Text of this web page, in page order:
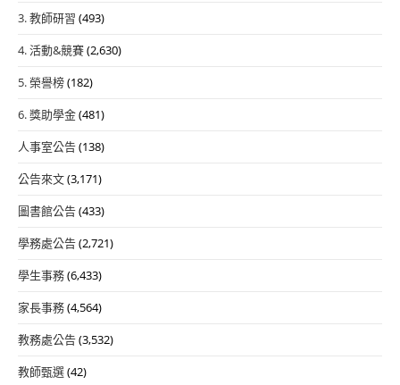
3. 教師研習 (493)
4. 活動&競賽(2,630)
5. 榮譽榜(182)
6. 獎助學金(481)
人事室公告(138)
公告來文(3,171)
圖書館公告(433)
學務處公告(2,721)
學生事務(6,433)
家長事務(4,564)
教務處公告(3,532)
教師甄選(42)